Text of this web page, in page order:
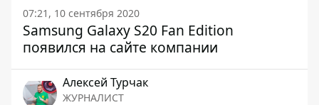
07:21, 10 сентября 2020
Samsung Galaxy S20 Fan Edition
появился на сайте компании
Алексей Турчак
ЖУРНАЛИСТ